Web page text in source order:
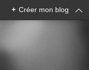
+ Créer mon blog